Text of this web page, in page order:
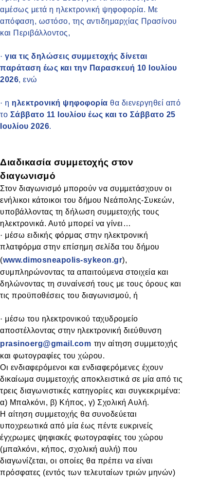
αμέσως μετά η ηλεκτρονική ψηφοφορία. Με
απόφαση, ωστόσο, της αντιδημαρχίας Πρασίνου
και Περιβάλλοντος,
· για τις δηλώσεις συμμετοχής δίνεται
παράταση έως και την Παρασκευή 10 Ιουλίου
2026, ενώ
· η ηλεκτρονική ψηφοφορία θα διενεργηθεί από
το Σάββατο 11 Ιουλίου έως και το Σάββατο 25
Ιουλίου 2026.
Διαδικασία συμμετοχής στον
διαγωνισμό
Στον διαγωνισμό μπορούν να συμμετάσχουν οι
ενήλικοι κάτοικοι του δήμου Νεάπολης-Συκεών,
υποβάλλοντας τη δήλωση συμμετοχής τους
ηλεκτρονικά. Αυτό μπορεί να γίνει…
· μέσω ειδικής φόρμας στην ηλεκτρονική
πλατφόρμα στην επίσημη σελίδα του δήμου
(www.dimosneapolis-sykeon.gr),
συμπληρώνοντας τα απαιτούμενα στοιχεία και
δηλώνοντας τη συναίνεσή τους με τους όρους και
τις προϋποθέσεις του διαγωνισμού, ή
· μέσω του ηλεκτρονικού ταχυδρομείο
αποστέλλοντας στην ηλεκτρονική διεύθυνση
prasinoerg@gmail.com την αίτηση συμμετοχής
και φωτογραφίες του χώρου.
Οι ενδιαφερόμενοι και ενδιαφερόμενες έχουν
δικαίωμα συμμετοχής αποκλειστικά σε μία από τις
τρεις διαγωνιστικές κατηγορίες και συγκεκριμένα:
α) Μπαλκόνι, β) Κήπος, γ) Σχολική Αυλή.
Η αίτηση συμμετοχής θα συνοδεύεται
υποχρεωτικά από μία έως πέντε ευκρινείς
έγχρωμες ψηφιακές φωτογραφίες του χώρου
(μπαλκόνι, κήπος, σχολική αυλή) που
διαγωνίζεται, οι οποίες θα πρέπει να είναι
πρόσφατες (εντός των τελευταίων τριών μηνών)